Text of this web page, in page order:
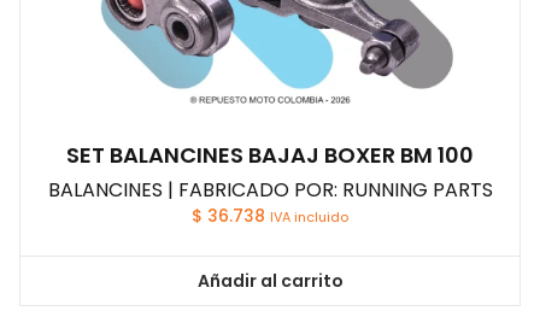
SET BALANCINES BAJAJ BOXER BM 100
BALANCINES | FABRICADO POR: RUNNING PARTS
$ 36.738 IVA incluido
Añadir al carrito